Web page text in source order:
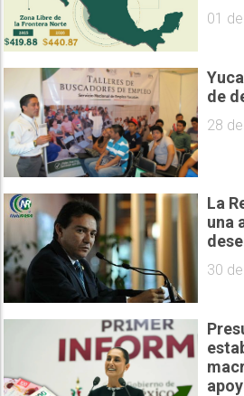
01
de
28
La
una
30